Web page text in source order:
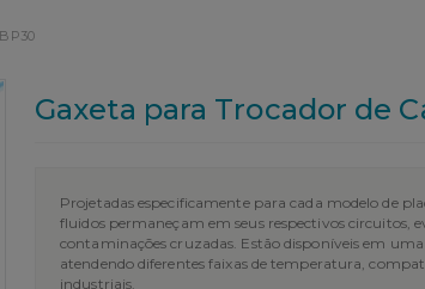
Gaxeta para Trocador de
Projetadas especificamente para cada modelo de
fluidos permaneçam em seus respectivos circuitos,
contaminações cruzadas. Estão disponíveis em
atendendo diferentes faixas de temperatura,
industriais.